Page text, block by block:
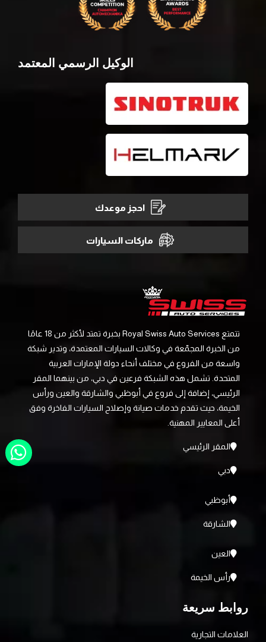
الوكيل الرسمي المعتمد
احجز موعدك
ماركات السيارات
تتمتع Royal Swiss Auto Services بخبرة تمتد لأكثر من 18 عامًا
من الخبرة المجمّعة في وكالات السيارات المعتمدة، وتدير شبكة
واسعة من الفروع في مختلف أنحاء دولة الإمارات العربية
المتحدة. تشمل هذه الشبكة فرعين في دبي، من بينهما المقر
الرئيسي، إضافة إلى فروع في أبوظبي والشارقة والعين ورأس
الخيمة، حيث تقدم خدمات صيانة وإصلاح السيارات الفاخرة وفق
أعلى المعايير المهنية.
المقر الرئيسي
دبي
أبوظبي
الشارقة
العين
رأس الخيمة
روابط سريعة
العلامات التجارية